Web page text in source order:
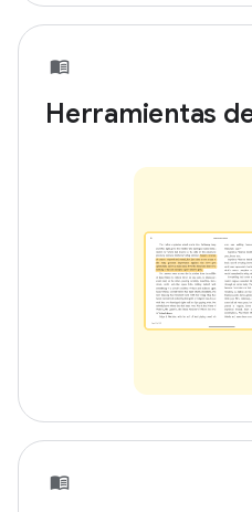
Herramientas